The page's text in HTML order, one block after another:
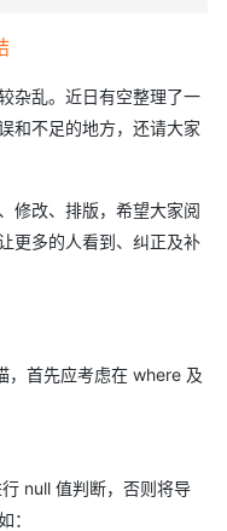
杂乱。近日有空整理了一
和不足的地方，还请大家
修改、排版，希望大家阅
更多的人看到、纠正及补
，首先应考虑在 where 及
null 值判断，否则将导
：